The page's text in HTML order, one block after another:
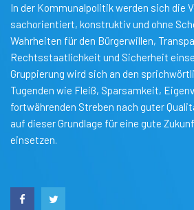
In der Kommunalpolitik werden sich die
sachorientiert, konstruktiv und ohne
Wahrheiten für den Bürgerwillen,
Rechtsstaatlichkeit und Sicherheit
Gruppierung wird sich an den
Tugenden wie Fleiß, Sparsamkeit,
fortwährenden Streben nach guter
auf dieser Grundlage für eine gute
einsetzen.